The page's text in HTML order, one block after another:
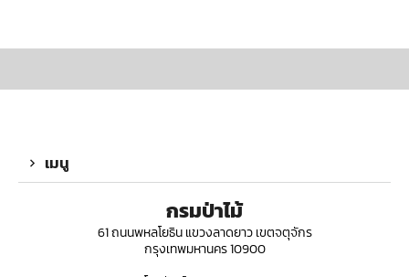
เมนู
กรมป่าไม้
61 ถนนพหลโยธิน แขวงลาดยาว เขตจตุจักร
กรุงเทพมหานคร 10900